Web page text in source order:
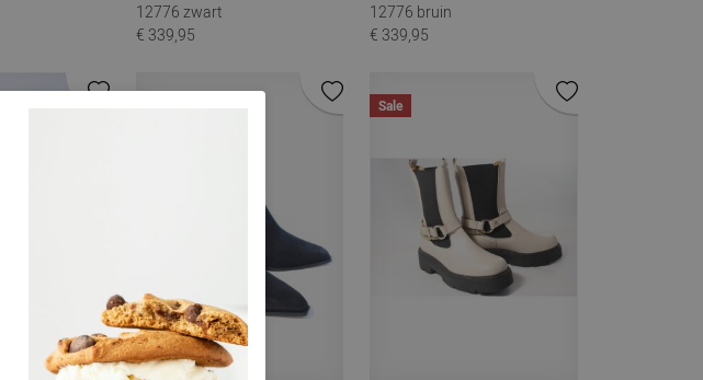
12776 zwart
€ 339,95
12776 bruin
€ 339,95
Sale